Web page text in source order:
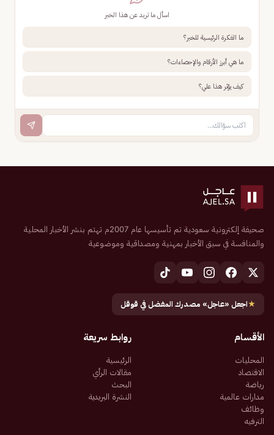
اسأل ما تريد عن هذا الخبر
ما الفكرة الرئيسية للخبر؟
ما هي أبرز الأرقام والإحصاءات؟
كيف يؤثر هذا علي؟
صحيفة إلكترونية سعودية تم تأسيسها عام 2007م تهتم بنشر الأخبار المحلية
والمنافسة في سبق الأخبار بمهنية ومصداقية وموضوعية
★اجعل «عاجل» مصدرك المفضل في قوقل
الأقسام
المحليات
الاقتصاد
رياضة
مدارات عالمية
وظائف
الترفيه
روابط سريعة
الرئيسية
مقالات الرأي
البحث
النشرة البريدية